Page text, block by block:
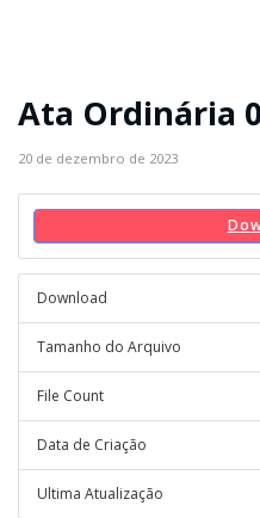
Ata Ordinária
20 de dezembro de 2023
Download
Tamanho do Arquivo
File Count
Data de Criação
Ultima Atualização